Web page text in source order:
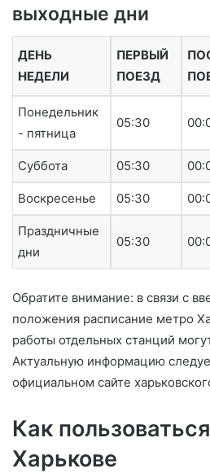
выходные дни
ДЕНЬ
НЕДЕЛИ
ПЕРВЫЙ
ПОЕЗД
Понедельник
- пятница
05:30
Суббота 05:30
Воскресенье 05:30
Праздничные
дни
05:30
Обратите внимание: в связи с
положения расписание метро
работы отдельных станций
Актуальную информацию
официальном сайте
Как
Харькове